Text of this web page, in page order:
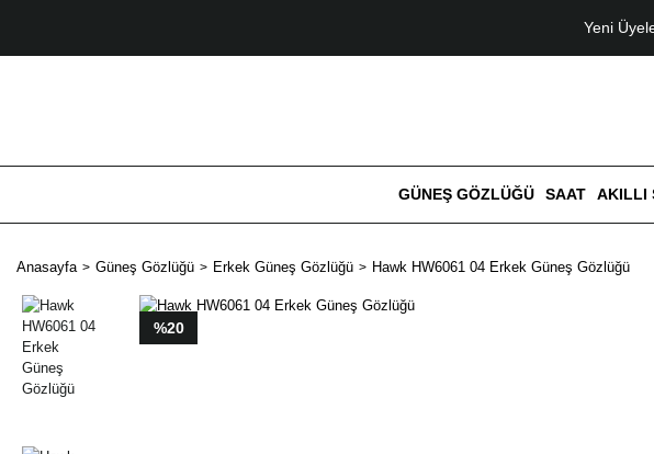
Yeni
GÜNEŞ GÖZLÜĞÜ SAAT AKILLI
Anasayfa Güneş Gözlüğü Erkek Güneş Gözlüğü Hawk HW6061 04 Erkek Güneş Gözlüğü
%20